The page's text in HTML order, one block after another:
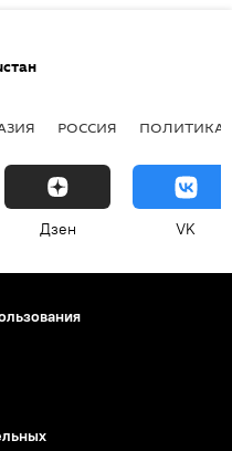
РОССИЯ ПОЛИТИКА
Дзен VK